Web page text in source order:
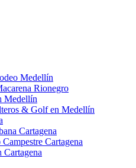
Medellín
Rionegro
Medellín
& Golf en Medellín
Cartagena
Cartagena
Cartagena